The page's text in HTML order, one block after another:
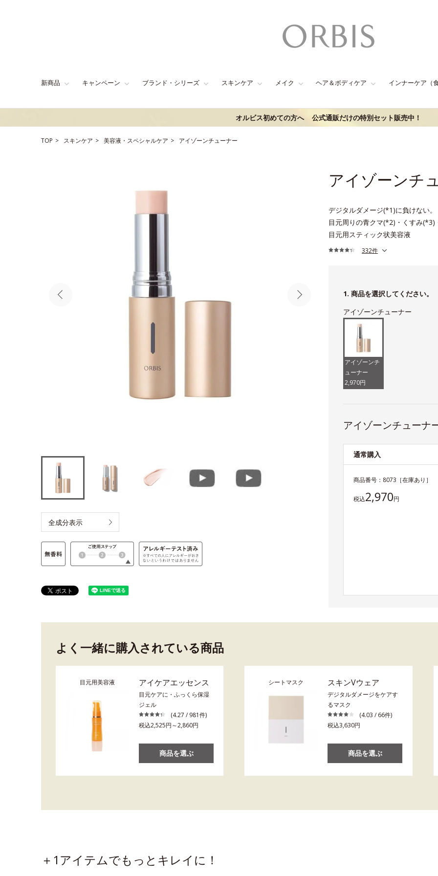
新商品 キャンペーン ブランド・シリーズ スキンケア メイク ヘア＆ボディケア インナーケア（
オルビス初めての方へ 公式通販だけの特別セット販売中！
TOP スキンケア 美容液・スペシャルケア アイゾーンチューナー
アイゾーンチ
デジタルダメージ(*1)に負けない。
目元周りの青クマ(*2)・くすみ(*3)
目元用スティック状美容液
332件
全成分表示
1. 商品を選択してください。
アイゾーンチューナー
アイゾーンチ
ューナー
2,970円
アイゾーンチューナ
通常購入
商品番号： 8073 ［在庫あり］
税込2,970円
よく一緒に購入されている商品
目元用美容液 アイケアエッセンス
目元ケアに・ふっくら保湿
ジェル
(4.27 / 981件)
税込2,525円～2,860円
商品を選ぶ
シートマスク スキンVウェア
デジタルダメージをケアす
るマスク
(4.03 / 66件)
税込3,630円
商品を選ぶ
＋1アイテムでもっとキレイに！